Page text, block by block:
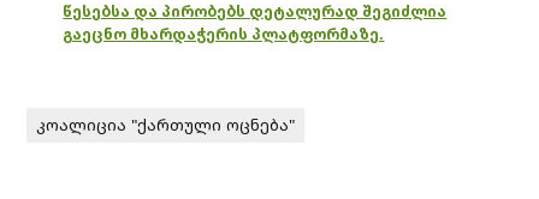
წესებსა და პირობებს დეტალურად შეგიძლია
გაეცნო მხარდაჭერის პლატფორმაზე.
კოალიცია "ქართული ოცნება"